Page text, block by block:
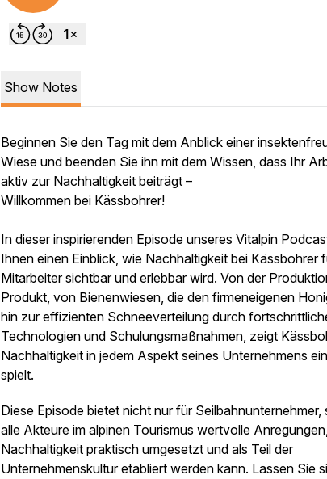
Show Notes
Beginnen Sie den Tag mit dem Anblick einer
Wiese und beenden Sie ihn mit dem Wissen, dass Ihr
aktiv zur Nachhaltigkeit beiträgt –
Willkommen bei Kässbohrer!
In dieser inspirierenden Episode unseres Vitalpin
Ihnen einen Einblick, wie Nachhaltigkeit bei Kässbohrer
Mitarbeiter sichtbar und erlebbar wird. Von der
Produkt, von Bienenwiesen, die den firmeneigenen
hin zur effizienten Schneeverteilung durch
Technologien und Schulungsmaßnahmen, zeigt
Nachhaltigkeit in jedem Aspekt seines Unternehmens
spielt.
Diese Episode bietet nicht nur für Seilbahnunternehmer,
alle Akteure im alpinen Tourismus wertvolle
Nachhaltigkeit praktisch umgesetzt und als Teil der
Unternehmenskultur etabliert werden kann. Lassen Sie